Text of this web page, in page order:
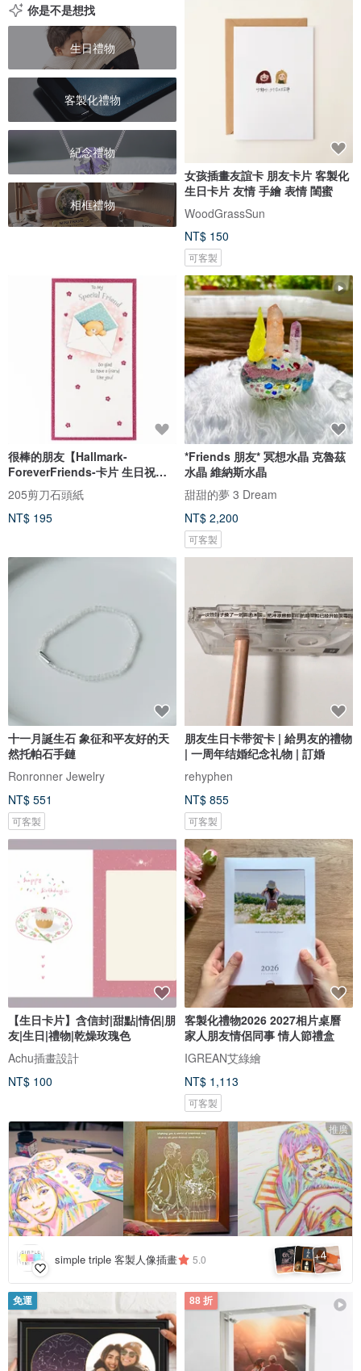
你是不是想找
生日禮物
客製化禮物
紀念禮物
相框禮物
女孩插畫友誼卡 朋友卡片 客製化
生日卡片 友情 手繪 表情 閨蜜
WoodGrassSun
NT$ 150
可客製
很棒的朋友【Hallmark-
ForeverFriends-卡片 生日祝
福】
205剪刀石頭紙
NT$ 195
*Friends 朋友* 冥想水晶 克魯茲
水晶 維納斯水晶
甜甜的夢 3 Dream
NT$ 2,200
可客製
十一月誕生石 象征和平友好的天
然托帕石手鏈
Ronronner Jewelry
NT$ 551
可客製
朋友生日卡带贺卡 | 給男友的禮物
| 一周年结婚纪念礼物 | 訂婚
rehyphen
NT$ 855
可客製
【生日卡片】含信封|甜點|情侶|朋
友|生日|禮物|乾燥玫瑰色
Achu插畫設計
NT$ 100
客製化禮物2026 2027相片桌曆
家人朋友情侶同事 情人節禮盒
IGREAN艾綠繪
NT$ 1,113
可客製
推廣
simple triple 客製人像插畫 5.0 +4
免運 88 折